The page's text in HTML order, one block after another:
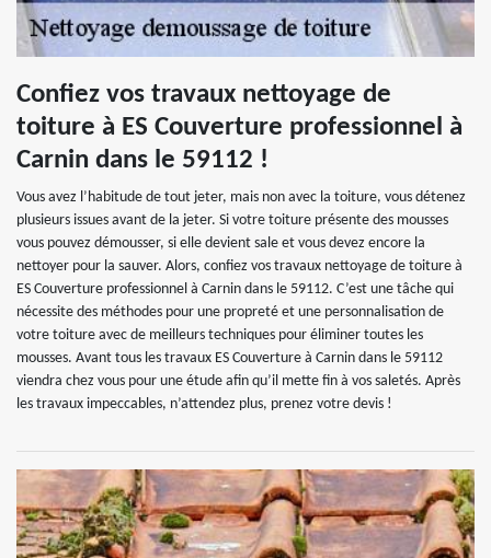
Confiez vos travaux nettoyage de
toiture à ES Couverture professionnel à
Carnin dans le 59112 !
Vous avez l’habitude de tout jeter, mais non avec la toiture, vous détenez
plusieurs issues avant de la jeter. Si votre toiture présente des mousses
vous pouvez démousser, si elle devient sale et vous devez encore la
nettoyer pour la sauver. Alors, confiez vos travaux nettoyage de toiture à
ES Couverture professionnel à Carnin dans le 59112. C’est une tâche qui
nécessite des méthodes pour une propreté et une personnalisation de
votre toiture avec de meilleurs techniques pour éliminer toutes les
mousses. Avant tous les travaux ES Couverture à Carnin dans le 59112
viendra chez vous pour une étude afin qu’il mette fin à vos saletés. Après
les travaux impeccables, n’attendez plus, prenez votre devis !